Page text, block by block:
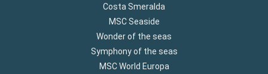
Costa Smeralda
MSC Seaside
Wonder of the seas
Symphony of the seas
MSC World Europa